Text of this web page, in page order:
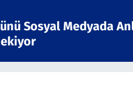
Sosyal Medyada